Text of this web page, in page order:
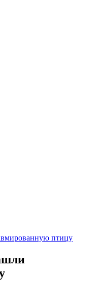
птицу